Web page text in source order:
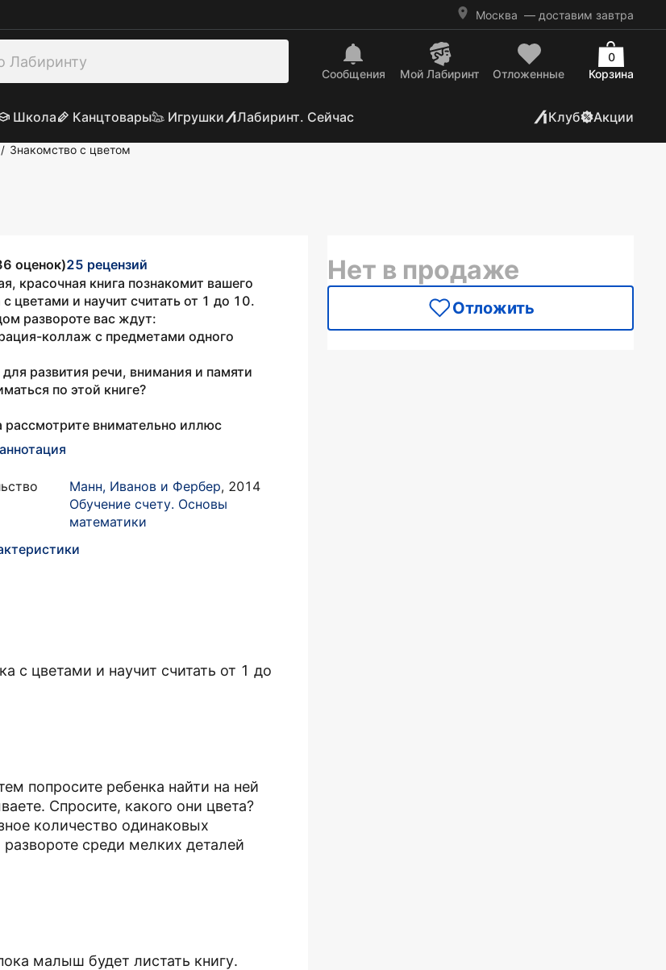
Москва — доставим завтра
Сообщения Mой Лабиринт Отложенные Корзина
0
Школа Канцтовары Игрушки Лабиринт. Сейчас Клуб Акции
/ Знакомство с цветом
оценок)25 рецензий
красочная книга познакомит вашего
с цветами и научит считать от 1 до 10.
развороте вас ждут:
коллаж с предметами одного
для развития речи, внимания и памяти
по этой книге?
рассмотрите внимательно иллюс
Манн, Иванов и Фербер, 2014
Обучение счету. Основы
математики
с цветами и научит считать от 1 до
попросите ребенка найти на ней
Спросите, какого они цвета?
количество одинаковых
среди мелких деталей
малыш будет листать книгу.
Нет в продаже
Отложить